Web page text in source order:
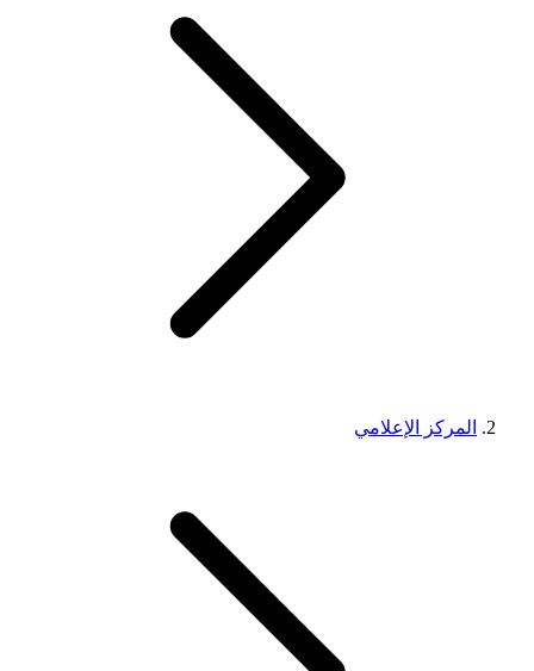
المركز الإعلامي